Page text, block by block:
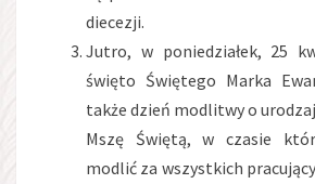
diecezji.
Jutro, w poniedziałek, 25
święto Świętego Marka
także dzień modlitwy o
Mszę Świętą, w czasie
modlić za wszystkich